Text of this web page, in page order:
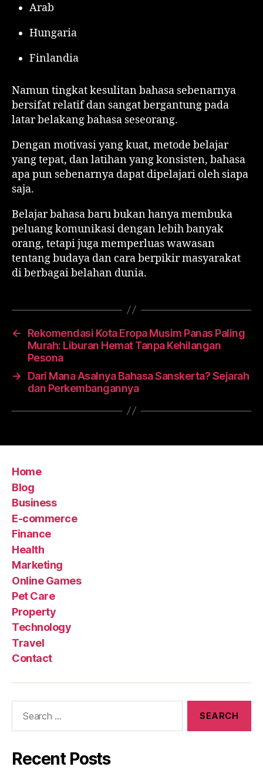
Arab
Hungaria
Finlandia
Namun tingkat kesulitan bahasa sebenarnya
bersifat relatif dan sangat bergantung pada
latar belakang bahasa seseorang.
Dengan motivasi yang kuat, metode belajar
yang tepat, dan latihan yang konsisten, bahasa
apa pun sebenarnya dapat dipelajari oleh siapa
saja.
Belajar bahasa baru bukan hanya membuka
peluang komunikasi dengan lebih banyak
orang, tetapi juga memperluas wawasan
tentang budaya dan cara berpikir masyarakat
di berbagai belahan dunia.
←
Rekomendasi Kota Eropa Musim Panas Paling
Murah: Liburan Hemat Tanpa Kehilangan
Pesona
→
Dari Mana Asalnya Bahasa Sanskerta? Sejarah
dan Perkembangannya
Home
Blog
Business
E-commerce
Finance
Health
Marketing
Online Games
Pet Care
Property
Technology
Travel
Contact
Recent Posts